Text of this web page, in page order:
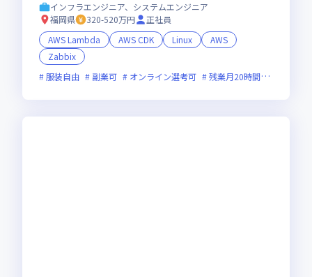
インフラエンジニア、システムエンジニア
福岡県
320-520万円
正社員
AWS Lambda
AWS CDK Linux
AWS
Zabbix
服装自由
副業可 オンライン選考可 残業月20時間未満